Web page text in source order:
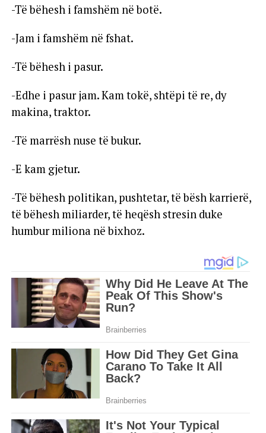
-Të bëhesh i famshëm në botë.
-Jam i famshëm në fshat.
-Të bëhesh i pasur.
-Edhe i pasur jam. Kam tokë, shtëpi të re, dy
makina, traktor.
-Të marrësh nuse të bukur.
-E kam gjetur.
-Të bëhesh politikan, pushtetar, të bësh karrierë,
të bëhesh miliarder, të heqësh stresin duke
humbur miliona në bixhoz.